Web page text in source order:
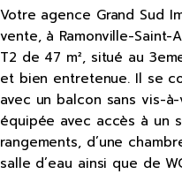
Votre agence Grand Sud
vente, à Ramonville-
T2 de 47 m², situé au
et bien entretenue. Il se
avec un balcon sans vis-
équipée avec accès à un
rangements, d’une
salle d’eau ainsi que de